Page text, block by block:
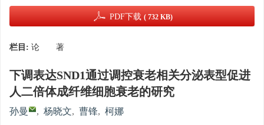
PDF下载 ( 732 KB)
栏目: 论 著
下调表达SND1通过调控衰老相关分泌表型促进
人二倍体成纤维细胞衰老的研究
孙曼 , 杨晓文, 曹锋, 柯娜